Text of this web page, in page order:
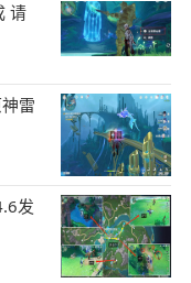
请
雷
发